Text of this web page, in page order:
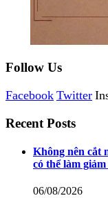
Follow Us
Facebook Twitter
Recent Posts
Không nên cắt
có thể làm
06/08/2026